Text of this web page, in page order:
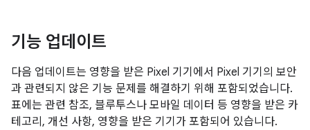
기능 업데이트
다음 업데이트는 영향을 받은 Pixel 기기에서 Pixel 기기의 보안
과 관련되지 않은 기능 문제를 해결하기 위해 포함되었습니다.
표에는 관련 참조, 블루투스나 모바일 데이터 등 영향을 받은 카
테고리, 개선 사항, 영향을 받은 기기가 포함되어 있습니다.